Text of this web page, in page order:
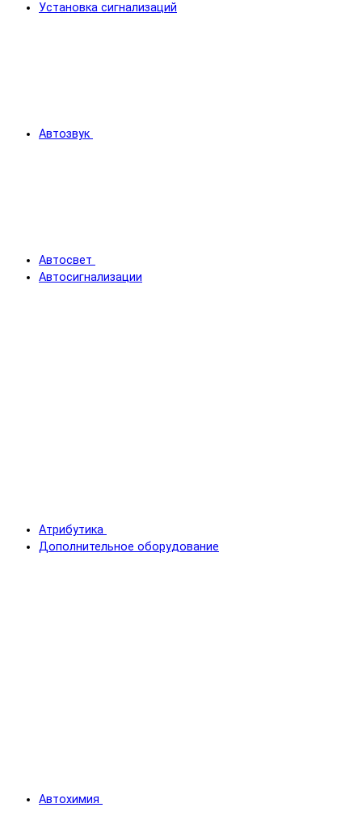
Установка сигнализаций
Автозвук
Автосвет
Автосигнализации
Атрибутика
Дополнительное оборудование
Автохимия